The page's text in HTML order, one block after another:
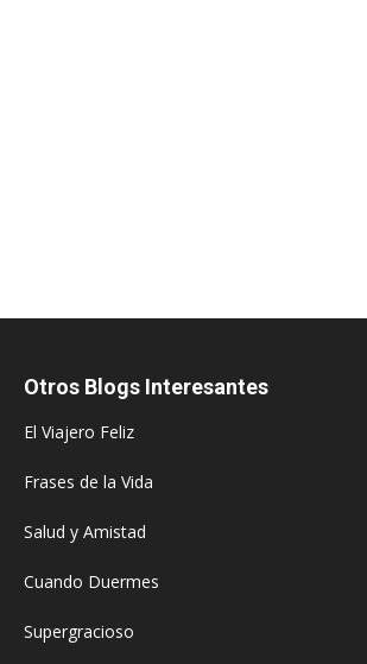
Otros Blogs Interesantes
El Viajero Feliz
Frases de la Vida
Salud y Amistad
Cuando Duermes
Supergracioso